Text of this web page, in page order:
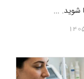
شوید. ...